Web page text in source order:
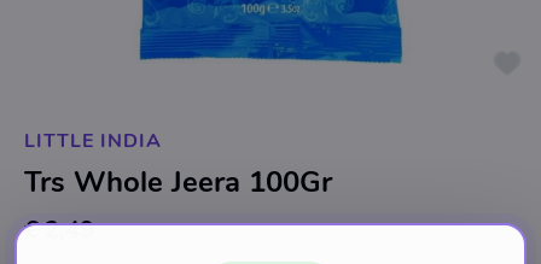
LITTLE INDIA
Trs Whole Jeera 100Gr
€ 2,49